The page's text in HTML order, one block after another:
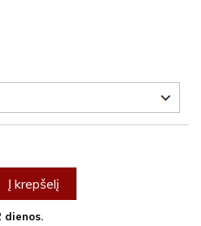
Į krepšelį
dienos.